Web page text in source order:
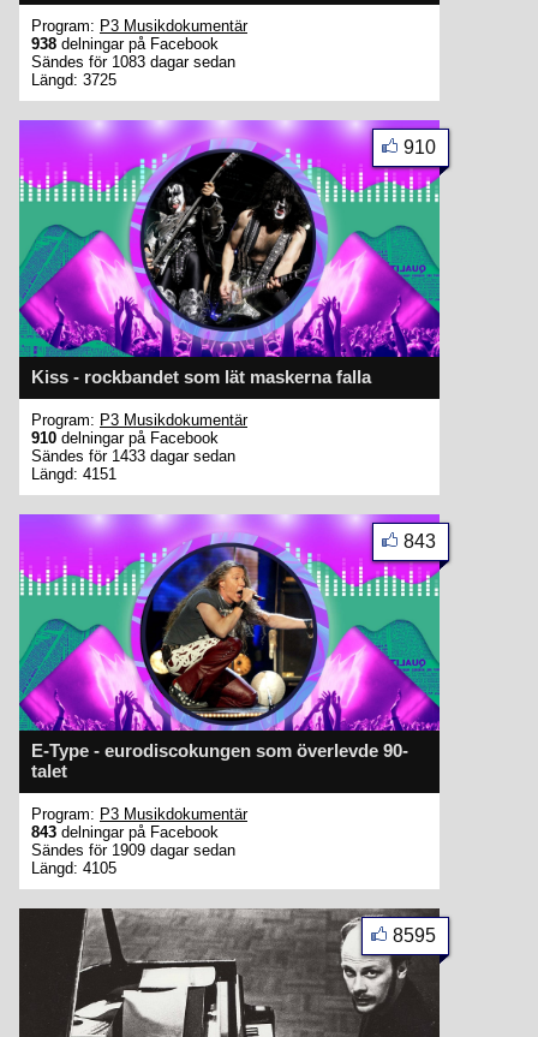
Program: P3 Musikdokumentär
938 delningar på Facebook
Sändes för 1083 dagar sedan
Längd: 3725
Kiss - rockbandet som lät maskerna falla
910
Program: P3 Musikdokumentär
910 delningar på Facebook
Sändes för 1433 dagar sedan
Längd: 4151
E-Type - eurodiscokungen som överlevde 90-
talet
843
Program: P3 Musikdokumentär
843 delningar på Facebook
Sändes för 1909 dagar sedan
Längd: 4105
8595